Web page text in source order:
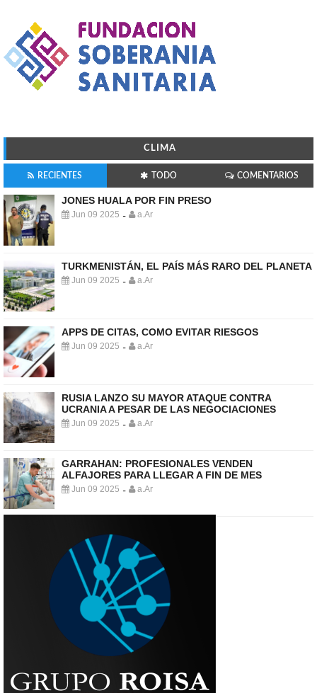
CLIMA
RECIENTES TODO COMENTARIOS
JONES HUALA POR FIN PRESO
Jun 09 2025 - a.Ar
TURKMENISTÁN, EL PAÍS MÁS RARO DEL PLANETA
Jun 09 2025 - a.Ar
APPS DE CITAS, COMO EVITAR RIESGOS
Jun 09 2025 - a.Ar
RUSIA LANZO SU MAYOR ATAQUE CONTRA
UCRANIA A PESAR DE LAS NEGOCIACIONES
Jun 09 2025 - a.Ar
GARRAHAN: PROFESIONALES VENDEN
ALFAJORES PARA LLEGAR A FIN DE MES
Jun 09 2025 - a.Ar